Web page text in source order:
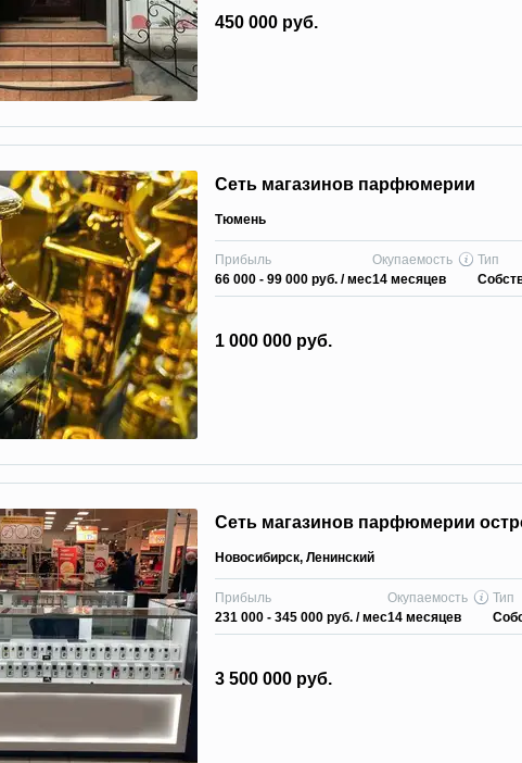
450 000 руб.
Сеть магазинов парфюмерии
Тюмень
Прибыль
66 000 - 99 000 руб./ мес
Окупаемость
14 месяцев
Тип
1 000 000 руб.
Сеть магазинов парфюмерии
Новосибирск, Ленинский
Прибыль
231 000 - 345 000 руб./ мес
Окупаемость
14 месяцев
Тип
3 500 000 руб.